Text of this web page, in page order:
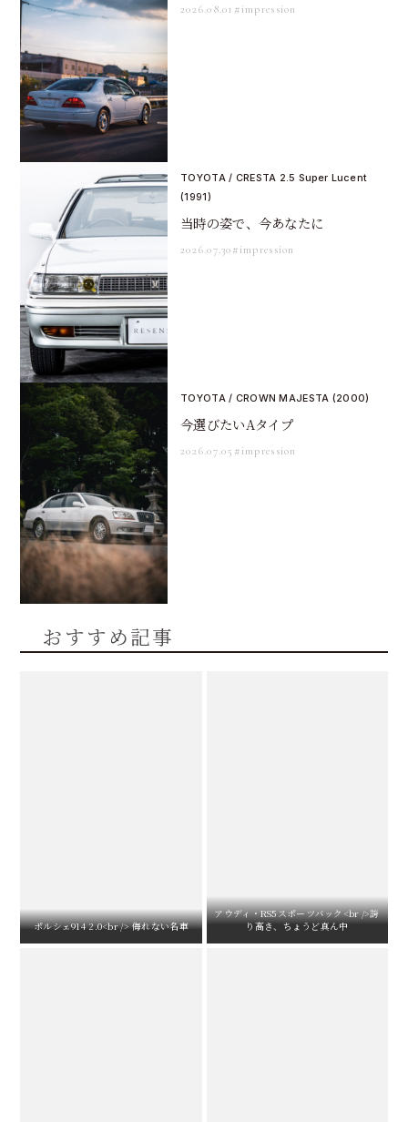
2026.08.01 #impression
TOYOTA / CRESTA 2.5 Super Lucent
(1991)
当時の姿で、今あなたに
2026.07.30#impression
TOYOTA / CROWN MAJESTA (2000)
今選びたいAタイプ
2026.07.05 #impression
おすすめ記事
ポルシェ914 2.0<br /> 侮れない名車
アウディ・RS5スポーツバック<br />誇
り高き、ちょうど真ん中